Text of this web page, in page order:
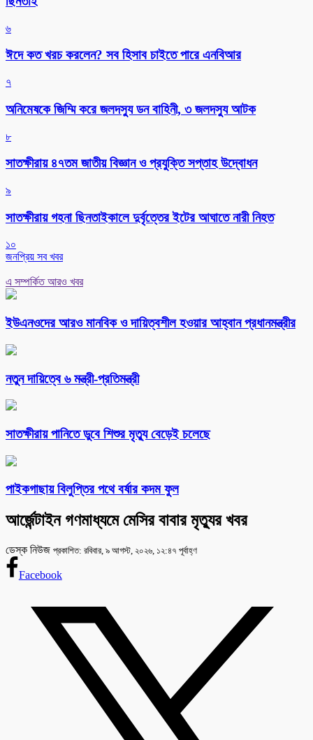
৬
ঈদে কত খরচ করলেন? সব হিসাব চাইতে পারে এনবিআর
৭
অনিমেষকে জিম্মি করে জলদস্যু ডন বাহিনী, ৩ জলদস্যু আটক
৮
সাতক্ষীরায় ৪৭তম জাতীয় বিজ্ঞান ও প্রযুক্তি সপ্তাহ উদ্বোধন
৯
সাতক্ষীরায় গহনা ছিনতাইকালে দুর্বৃত্তের ইটের আঘাতে নারী নিহত
১০
জনপ্রিয় সব খবর
এ সম্পর্কিত আরও খবর
ইউএনওদের আরও মানবিক ও দায়িত্বশীল হওয়ার আহ্বান প্রধানমন্ত্রীর
নতুন দায়িত্বে ৬ মন্ত্রী-প্রতিমন্ত্রী
সাতক্ষীরায় পানিতে ডুবে শিশুর মৃত্যু বেড়েই চলেছে
পাইকগাছায় বিলুপ্তির পথে বর্ষার কদম ফুল
আর্জেন্টাইন গণমাধ্যমে মেসির বাবার মৃত্যুর খবর
ডেস্ক নিউজ প্রকাশিত: রবিবার, ৯ আগস্ট, ২০২৬, ১২:৪৭ পূর্বাহ্ণ
Facebook